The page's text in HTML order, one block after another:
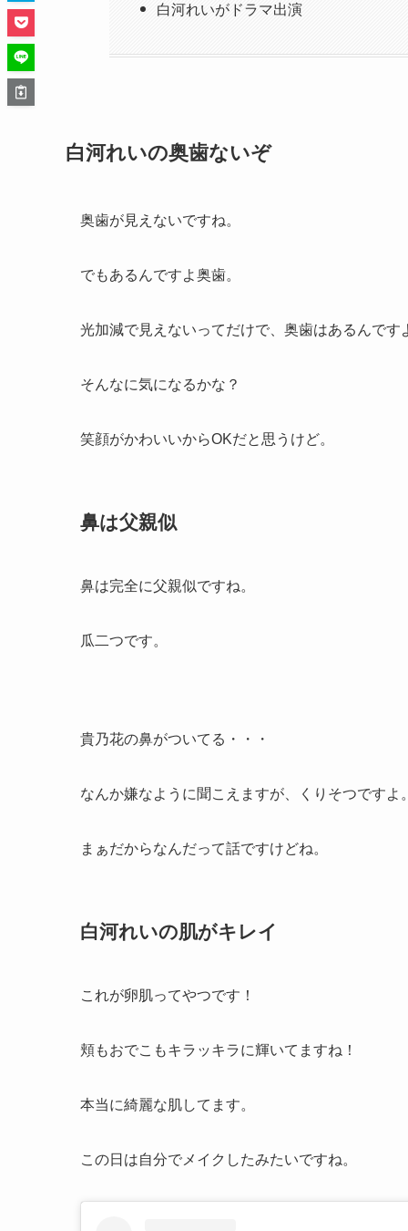
白河れいがドラマ出演
白河れいの奥歯ないぞ
奥歯が見えないですね。
でもあるんですよ奥歯。
光加減で見えないってだけで、奥歯はあるんです
そんなに気になるかな？
笑顔がかわいいからOKだと思うけど。
鼻は父親似
鼻は完全に父親似ですね。
瓜二つです。
貴乃花の鼻がついてる・・・
なんか嫌なように聞こえますが、くりそつですよ
まぁだからなんだって話ですけどね。
白河れいの肌がキレイ
これが卵肌ってやつです！
頬もおでこもキラッキラに輝いてますね！
本当に綺麗な肌してます。
この日は自分でメイクしたみたいですね。